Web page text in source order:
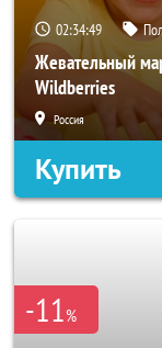
02:34:47
Жевательный
Wildberries
Россия
Купить
-11%